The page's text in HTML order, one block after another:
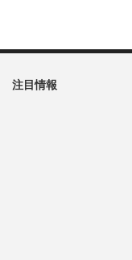
注目情報